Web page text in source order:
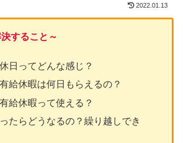
2022.01.13
すること～
日ってどんな感じ？
給休暇は何日もらえるの？
給休暇って使える？
たらどうなるの？繰り越しでき